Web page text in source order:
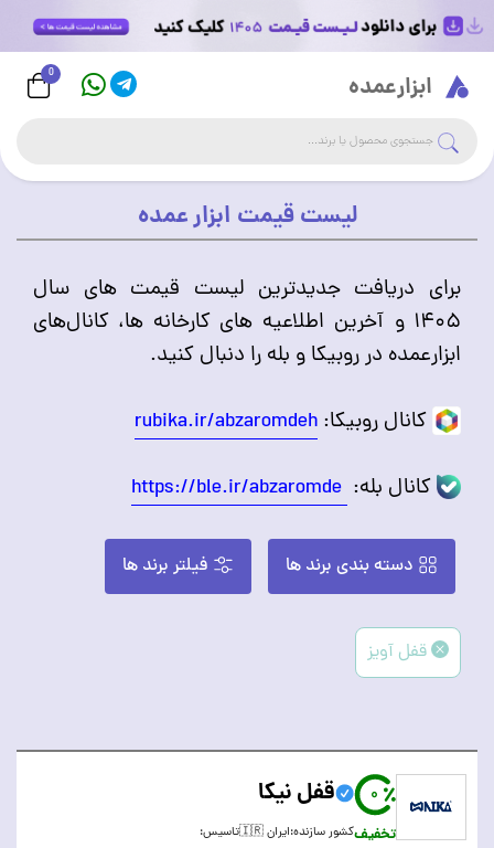
ابزارعمده 0
جستجوی فروشگاه
لیست قیمت ابزار عمده
برای دریافت جدیدترین لیست قیمت های سال
۱۴۰۵ و آخرین اطلاعیه های کارخانه ها، کانال‌های
ابزارعمده در روبیکا و بله را دنبال کنید.
کانال روبیکا: rubika.ir/abzaromdeh
کانال بله:
قفل آویز
0
تخفیف
قفل نیکا
کشور سازنده:ایران 🇮🇷 تاسیس: